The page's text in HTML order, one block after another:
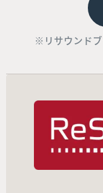
※リサウンドブ